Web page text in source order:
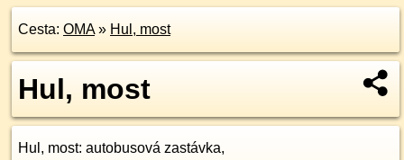
Cesta: OMA» Hul, most
Hul, most
Hul, most: autobusová zastávka,